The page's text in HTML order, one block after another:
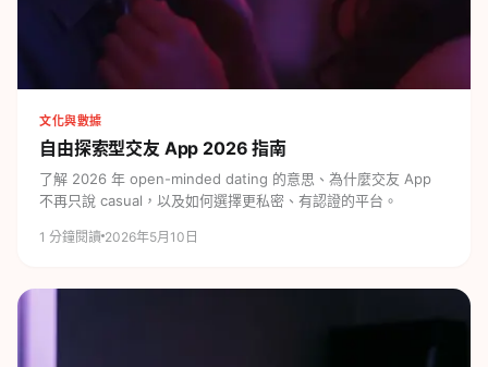
文化與數據
自由探索型交友 App 2026 指南
了解 2026 年 open-minded dating 的意思、為什麼交友 App
不再只說 casual，以及如何選擇更私密、有認證的平台。
1 分鐘閱讀 2026年5月10日